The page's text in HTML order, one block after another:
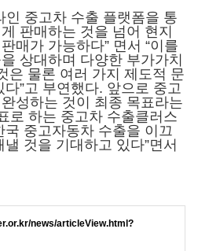
인 중고차 수출 플랫폼을 통
판매하는 것을 넘어 현지
매가 가능하다” 면서 “이를
상대하며 다양한 부가가치
은 물론 여러 가지 제도적 문
”고 부연했다. 앞으로 중고
성하는 것이 최종 목표라는
로 하는 중고차 수출클러스
중고자동차 수출을 이끄
것을 기대하고 있다”면서
news/articleView.html?